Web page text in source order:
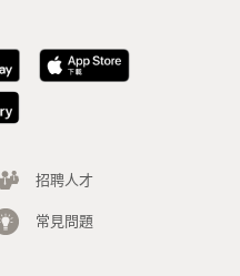
招聘人才
常見問題